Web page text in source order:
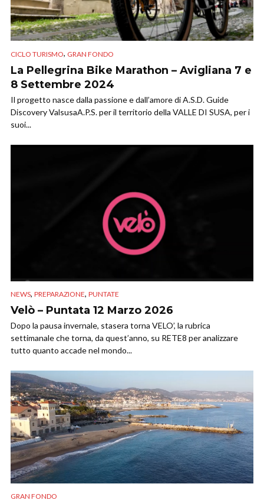
CICLO TURISMO, GRAN FONDO
La Pellegrina Bike Marathon – Avigliana 7 e
8 Settembre 2024
Il progetto nasce dalla passione e dall’amore di A.S.D. Guide
Discovery ValsusaA.P.S. per il territorio della VALLE DI SUSA, per i
suoi...
NEWS, PREPARAZIONE, PUNTATE
Velò – Puntata 12 Marzo 2026
Dopo la pausa invernale, stasera torna VELO’, la rubrica
settimanale che torna, da quest’anno, su RETE8 per analizzare
tutto quanto accade nel mondo...
GRAN FONDO